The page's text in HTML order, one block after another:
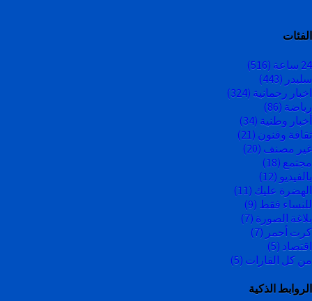
الفئات
24 ساعة
(516)
سليدر (443)
اخبار رحمانية (324)
رياضة (86)
أخبار وطنية (34)
ثقافة وفنون (21)
غير مصنف (20)
مجتمع (18)
بالفيديو (12)
الهضرة عليك (11)
للنساء فقط (9)
بلاغة الصورة (7)
كرت أحمر (7)
اقتصاد (5)
من كل القارات (5)
الروابط الذكية